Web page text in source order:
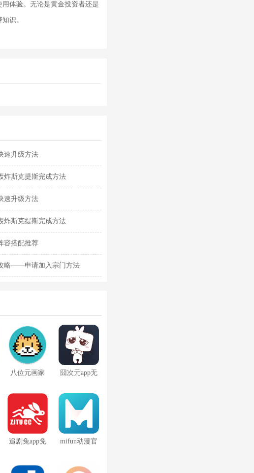
体验。无论是黄金投资者还是
识。
速升级方法
炸斯克提斯完成方法
速升级方法
炸斯克提斯完成方法
容搭配推荐
略——申请加入宗门方法
八位元画家 囧次元app无
追剧兔app免 mifun动漫官